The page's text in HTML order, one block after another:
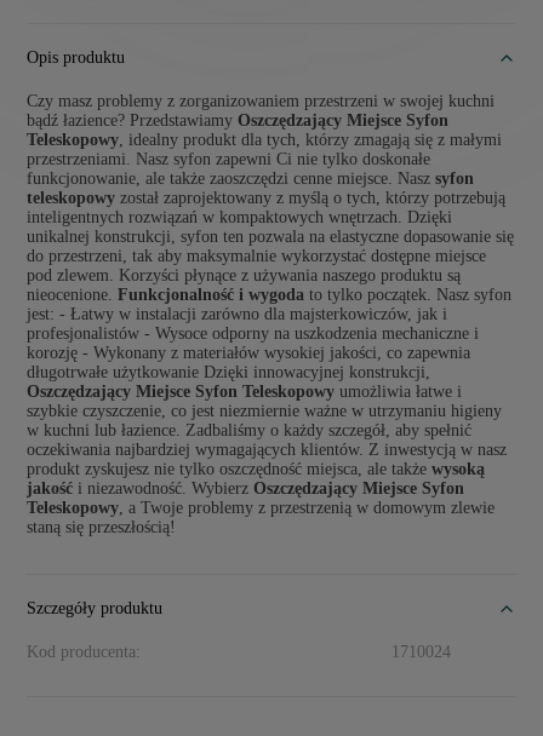
Opis produktu
Czy masz problemy z zorganizowaniem przestrzeni w swojej kuchni
bądź łazience? PrzedstawiamyOszczędzający Miejsce Syfon
Teleskopowy, idealny produkt dla tych, którzy zmagają się z małymi
przestrzeniami. Nasz syfon zapewni Ci nie tylko doskonałe
funkcjonowanie, ale także zaoszczędzi cenne miejsce. Naszsyfon
teleskopowy został zaprojektowany z myślą o tych, którzy potrzebują
inteligentnych rozwiązań w kompaktowych wnętrzach. Dzięki
unikalnej konstrukcji, syfon ten pozwala na elastyczne dopasowanie się
do przestrzeni, tak aby maksymalnie wykorzystać dostępne miejsce
pod zlewem. Korzyści płynące z używania naszego produktu są
nieocenione.Funkcjonalność i wygoda to tylko początek. Nasz syfon
jest: - Łatwy w instalacji zarówno dla majsterkowiczów, jak i
profesjonalistów - Wysoce odporny na uszkodzenia mechaniczne i
korozję - Wykonany z materiałów wysokiej jakości, co zapewnia
długotrwałe użytkowanie Dzięki innowacyjnej konstrukcji,
Oszczędzający Miejsce Syfon Teleskopowy umożliwia łatwe i
szybkie czyszczenie, co jest niezmiernie ważne w utrzymaniu higieny
w kuchni lub łazience. Zadbaliśmy o każdy szczegół, aby spełnić
oczekiwania najbardziej wymagających klientów. Z inwestycją w nasz
produkt zyskujesz nie tylko oszczędność miejsca, ale takżewysoką
jakość i niezawodność. WybierzOszczędzający Miejsce Syfon
Teleskopowy, a Twoje problemy z przestrzenią w domowym zlewie
staną się przeszłością!
Szczegóły produktu
Kod producenta: 1710024